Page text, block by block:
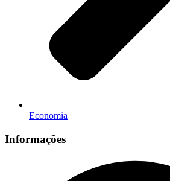
Economia
Informações